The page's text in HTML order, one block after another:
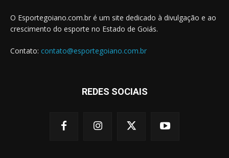
O Esportegoiano.com.br é um site dedicado à divulgação e ao
crescimento do esporte no Estado de Goiás.
Contato: contato@esportegoiano.com.br
REDES SOCIAIS